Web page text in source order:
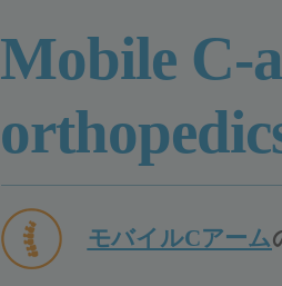
Mobile C-
モバイルCアーム